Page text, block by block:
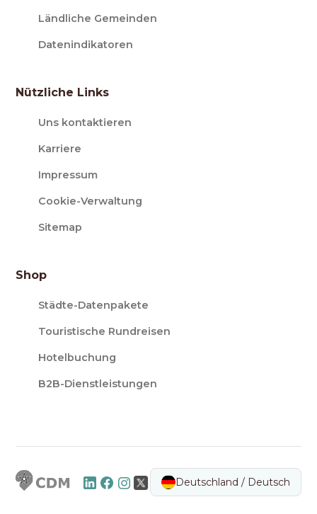
Ländliche Gemeinden
Datenindikatoren
Nützliche Links
Uns kontaktieren
Karriere
Impressum
Cookie-Verwaltung
Sitemap
Shop
Städte-Datenpakete
Touristische Rundreisen
Hotelbuchung
B2B-Dienstleistungen
Deutschland / Deutsch